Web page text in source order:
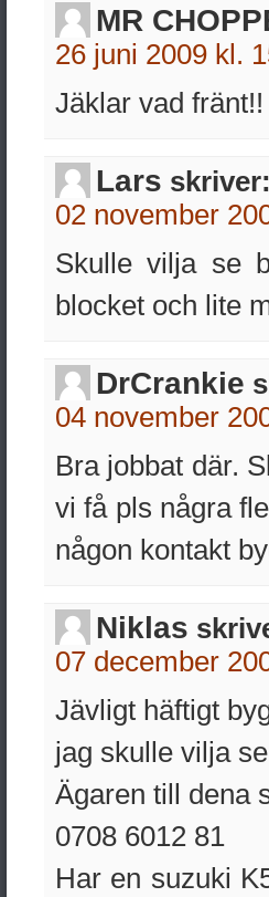
MR
26 juni 2009 kl.
Jäklar vad
Lars skriver:
02 november
Skulle vilja se
blocket och lite
DrCrankie
04 november
Bra jobbat där.
vi få pls några
någon kontakt
Niklas
07 december
Jävligt häftigt
jag skulle vilja
Ägaren till dena
0708 6012 81
Har en suzuki